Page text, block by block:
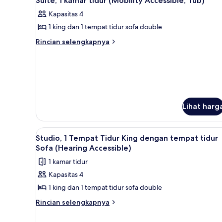
semua
foto
untuk
Suite,
Kapasitas 4
1 king dan 1 tempat tidur sofa double
Rincian selengkapnya
Rincian
Accessible,
Tub)
Lihat
Lihat
semua
foto
untuk
Studio,
1
Tempat
Seprai premium, selimut bulu
6
Studio, 1 Tempat Tidur King dengan tempat tidur
Sofa (Hearing Accessible)
1 kamar tidur
Kapasitas 4
1 king dan 1 tempat tidur sofa double
Rincian selengkapnya
Rincian